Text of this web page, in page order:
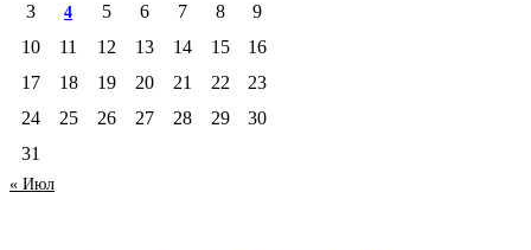
3
4 5 6 7 8
9
10
11 12 13 14 15
16
17
18 19 20 21 22
23
24
25 26 27 28 29
30
31
« Июл